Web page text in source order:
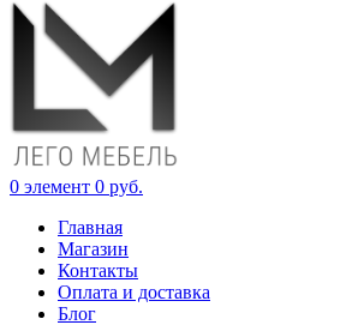
0 элемент 0 руб.
Главная
Магазин
Контакты
Оплата и доставка
Блог